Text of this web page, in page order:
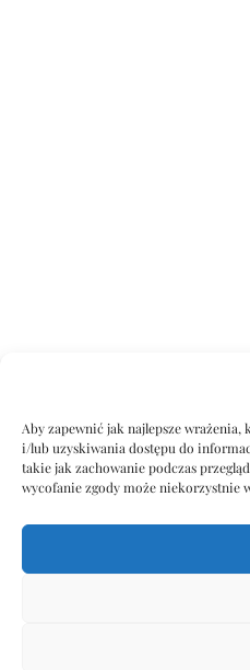
Aby zapewnić jak najlepsze
i/lub uzyskiwania dostępu do
takie jak zachowanie podczas
wycofanie zgody może niekorzystnie